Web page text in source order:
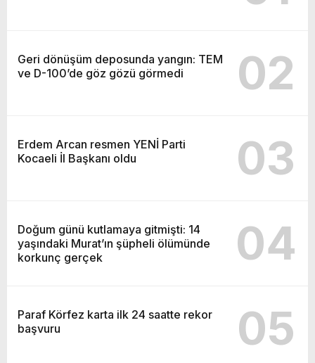
Geri dönüşüm deposunda yangın: TEM
ve D-100’de göz gözü görmedi
02
Erdem Arcan resmen YENİ Parti
Kocaeli İl Başkanı oldu
03
Doğum günü kutlamaya gitmişti: 14
yaşındaki Murat’ın şüpheli ölümünde
korkunç gerçek
04
Paraf Körfez karta ilk 24 saatte rekor
başvuru
05